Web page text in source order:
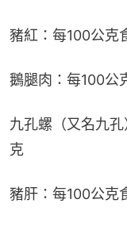
豬紅：每100公克
鵝腿肉：每100公
九孔螺（又名九
克
豬肝：每100公克